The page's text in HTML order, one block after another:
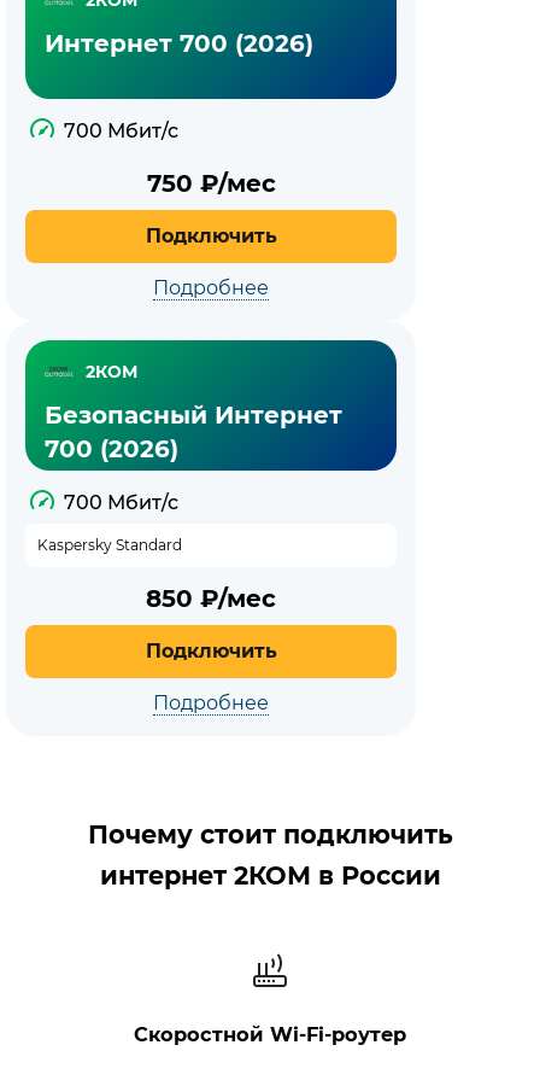
Интернет 700 (2026)
700 Мбит/с
750 ₽/мес
Подключить
Подробнее
2КОМ
Безопасный Интернет
700 (2026)
700 Мбит/с
Kaspersky Standard
850 ₽/мес
Подключить
Подробнее
Почему стоит подключить
интернет 2КОМ в России
Скоростной Wi‑Fi‑роутер